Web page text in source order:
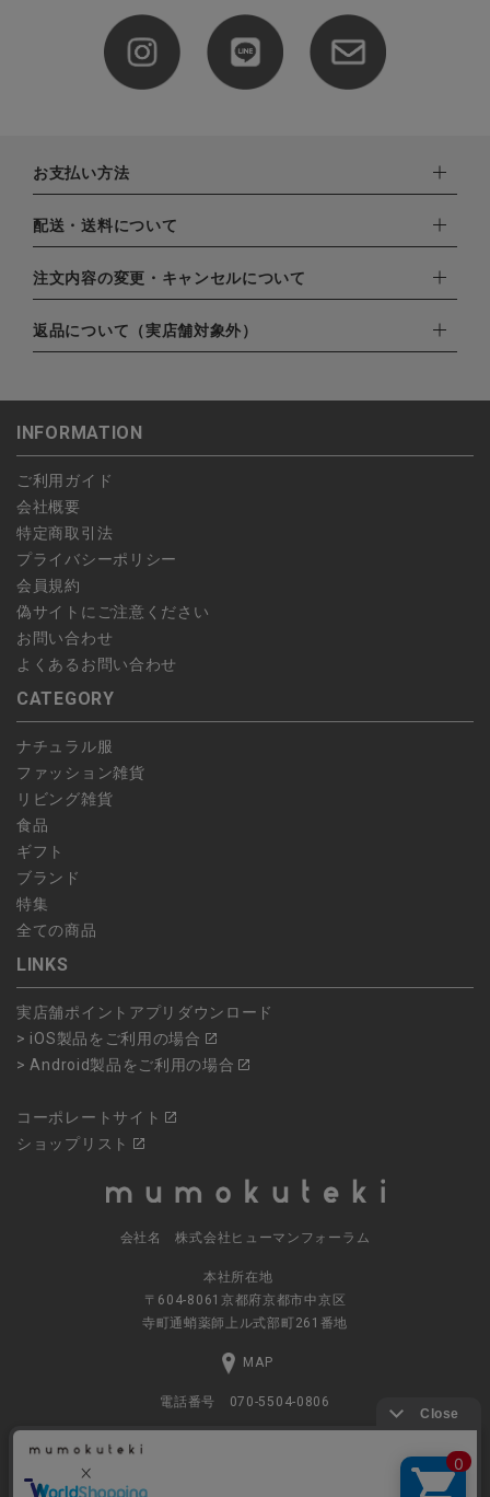
お支払い方法
下記お支払い方法よりお選びいただけます。
・クレジットカード（VISA,mastercard,JCB,AMERICAN
EXPRESS,Diners Club）
・amazonペイメント
・楽天ペイ
・PayPay
配送・送料について
配達業者：日本郵便
北海道：1,400円
注文内容の変更・キャンセルについて
ご注文日当日から翌日のAM9:00までにご連絡頂いた場合はキャ
ンセルは可能です。
します。
予約商品など一部キャンセルが出来ない場合がございます。あら
かじめご了承ください。
返品について（実店舗対象外）
こちら よりご依頼ください。
INFORMATION
ご利用ガイド
会社概要
特定商取引法
プライバシーポリシー
会員規約
偽サイトにご注意ください
お問い合わせ
よくあるお問い合わせ
CATEGORY
ナチュラル服
ファッション雑貨
リビング雑貨
食品
ギフト
ブランド
特集
全ての商品
LINKS
実店舗ポイントアプリダウンロード
> iOS製品をご利用の場合
> Android製品をご利用の場合
コーポレートサイト
ショップリスト
会社名 株式会社ヒューマンフォーラム
本社所在地
〒604-8061京都府京都市中京区
寺町通蛸薬師上ル式部町261番地
MAP
電話番号 070-5504-0806
営業時間 11:00～17:30（土日休業）